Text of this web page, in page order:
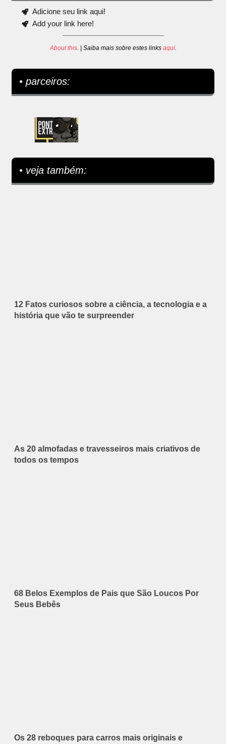
Adicione seu link aqui!
Add your link here!
About this. | Saiba mais sobre estes links aqui.
• parceiros:
• veja também:
12 Fatos curiosos sobre a ciência, a tecnologia e a
história que vão te surpreender
As 20 almofadas e travesseiros mais criativos de
todos os tempos
68 Belos Exemplos de Pais que São Loucos Por
Seus Bebês
Os 28 reboques para carros mais originais e